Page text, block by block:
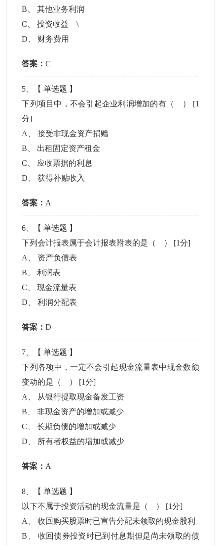
B 、其他业务利润
C 、投资收益 \
D
财务费用
答案：C
5 、【单选题 】
下列项目中，不会引起企业利润增加的有（ ） [1
分]
A
、接受非现金资产捐赠
B
出租固定资产租金
C
应收票据的利息
D 、获得补贴收入
答案： A
6 、【单选题 】
下列会计报表属于会计报表附表的是（ ） [1分]
A
资产负债表
B 、利润表
C 、现金流量表
D 、利润分配表
答案：D
7 、【单选题 】
下列各项中，一定不会引起现金流量表中现金数额
变动的是（ ） [1分]
A
从银行提取现金备发工资
B 、非现金资产的增加或减少
C 、长期负债的增加或减少
D
所有者权益的增加或减少
答案： A
8 、【单选题 】
以下不属于投资活动的现金流量是（ ） [1分]
A
、收回购买股票时已宣告分配未领取的现金股利
B
收回债券投资时已到付息期但是尚未领取的债